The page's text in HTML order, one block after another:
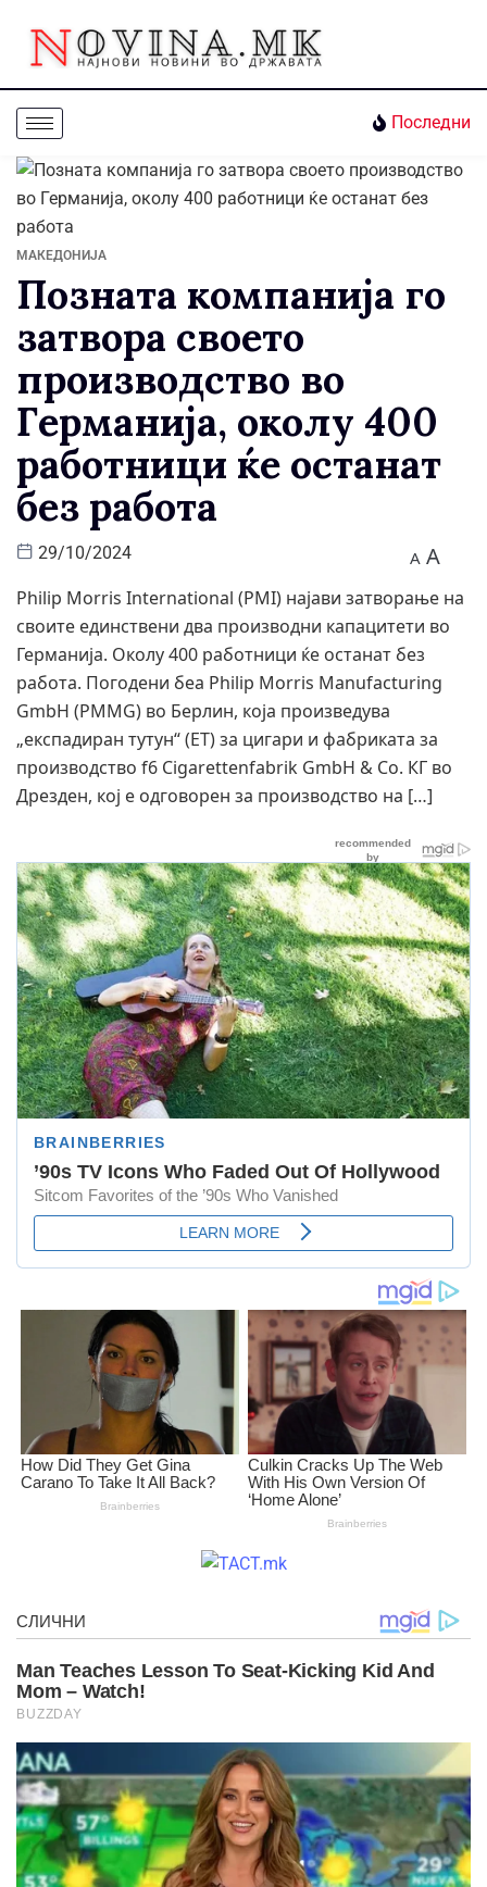
Последни
МАКЕДОНИЈА
Позната компанија го
затвора своето
производство во
Германија, околу 400
работници ќе останат
без работа
29/10/2024 A A
Philip Morris International (PMI) најави затворање на
своите единствени два производни капацитети во
Германија. Околу 400 работници ќе останат без
работа. Погодени беа Philip Morris Manufacturing
GmbH (PMMG) во Берлин, која произведува
„експадиран тутун“ (ET) за цигари и фабриката за
производство f6 Cigarettenfabrik GmbH & Co. КГ во
Дрезден, кој е одговорен за производство на […]